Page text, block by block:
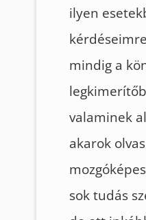
ilyen
mindig a
valaminek
akarok
sok tudás